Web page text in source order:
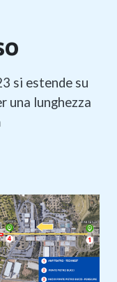
si estende su
una lunghezza